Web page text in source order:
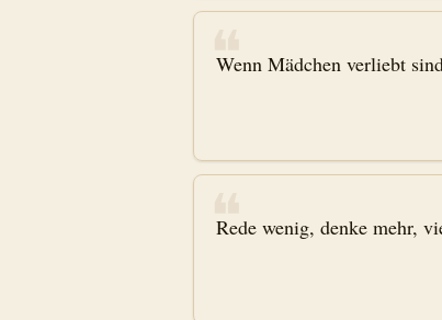
❝
Wenn Mädchen verliebt
❝
Rede wenig, denke mehr,